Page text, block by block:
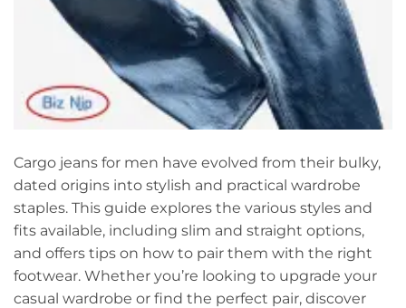
Cargo jeans for men have evolved from their bulky,
dated origins into stylish and practical wardrobe
staples. This guide explores the various styles and
fits available, including slim and straight options,
and offers tips on how to pair them with the right
footwear. Whether you’re looking to upgrade your
casual wardrobe or find the perfect pair, discover